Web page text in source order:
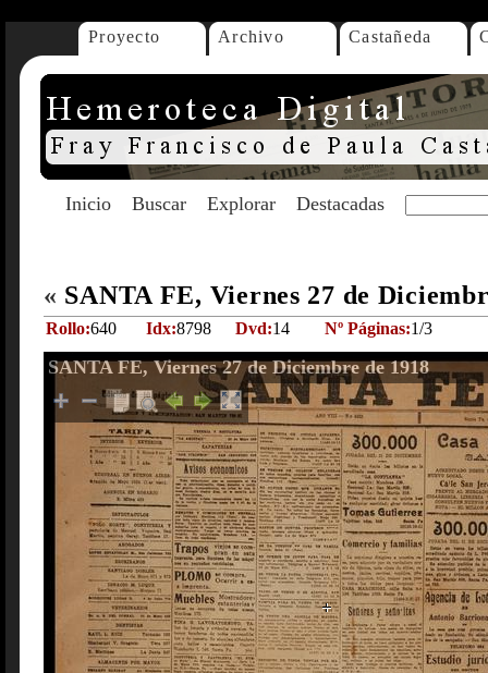
Proyecto Archivo Castañeda
Inicio Buscar Explorar Destacadas
« SANTA FE, Viernes 27 de
Rollo:640 Idx:8798 Dvd:14 Nº Páginas:1/3
SANTA FE, Viernes 27 de Diciembre de 1918